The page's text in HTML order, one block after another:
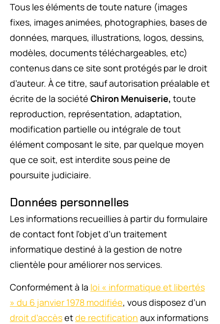
Tous les éléments de toute nature (images
fixes, images animées, photographies, bases de
données, marques, illustrations, logos, dessins,
modèles, documents téléchargeables, etc)
contenus dans ce site sont protégés par le droit
d’auteur. À ce titre, sauf autorisation préalable et
écrite de la société Chiron Menuiserie, toute
reproduction, représentation, adaptation,
modification partielle ou intégrale de tout
élément composant le site, par quelque moyen
que ce soit, est interdite sous peine de
poursuite judiciaire.
Données personnelles
Les informations recueillies à partir du formulaire
de contact font l’objet d’un traitement
informatique destiné à la gestion de notre
clientèle pour améliorer nos services.
Conformément à la loi « informatique et libertés
» du 6 janvier 1978 modifiée, vous disposez d’un
droit d’accèsetde rectification aux informations